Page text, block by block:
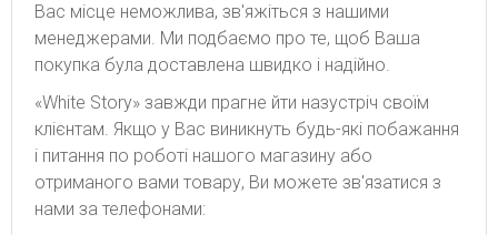
Вас місце неможлива, зв'яжіться з нашими
менеджерами. Ми подбаємо про те, щоб Ваша
покупка була доставлена швидко і надійно.
«White Story» завжди прагне йти назустріч своїм
клієнтам. Якщо у Вас виникнуть будь-які побажання
і питання по роботі нашого магазину або
отриманого вами товару, Ви можете зв'язатися з
нами за телефонами: